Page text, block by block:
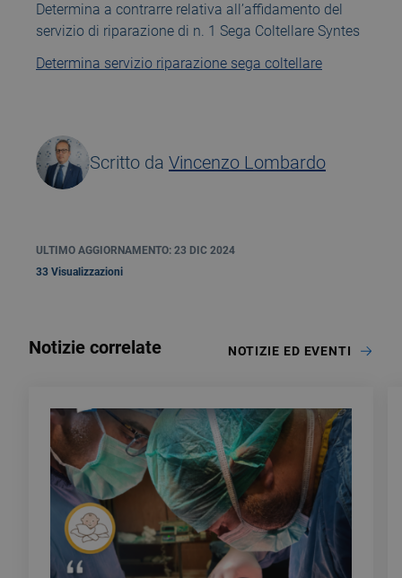
Determina a contrarre relativa all’affidamento del
servizio di riparazione di n. 1 Sega Coltellare Syntes
Determina servizio riparazione sega coltellare
Scritto da Vincenzo Lombardo
ULTIMO AGGIORNAMENTO: 23 DIC 2024
33 Visualizzazioni
Notizie correlate NOTIZIE ED EVENTI